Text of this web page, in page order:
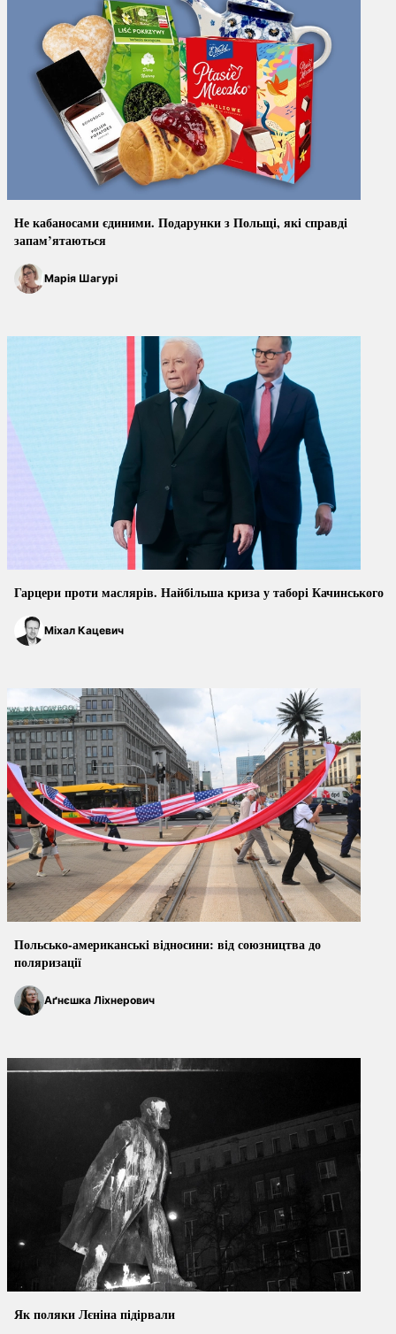
Не кабаносами єдиними. Подарунки з Польщі, які справді
запам’ятаються
Марія Шагурі
Гарцери проти маслярів. Найбільша криза у таборі Качинського
Міхал Кацевич
Польсько-американськівідносини: від союзництва до
поляризації
Аґнєшка Ліхнерович
Як поляки Лєніна підірвали